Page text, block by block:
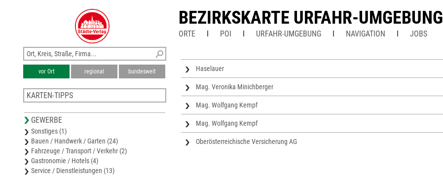
BEZIRKSKARTE URFAHR-UMGEBUNG
ORTE POI URFAHR-UMGEBUNG NAVIGATION JOBS
Haselauer
Mag. Veronika Minichberger
Mag. Wolfgang Kempf
Mag. Wolfgang Kempf
Oberösterreichische Versicherung AG
vor Ort regional bundesweit
KARTEN-TIPPS
Bezirkskarte Linz-Land
Stadtplan Leonding
Stadtplan Ottensheim
Stadtplan Traun
GEWERBE
Sonstiges (1)
Bauen / Handwerk / Garten (24)
Fahrzeuge / Transport / Verkehr (2)
Gastronomie / Hotels (4)
Service / Dienstleistungen (13)